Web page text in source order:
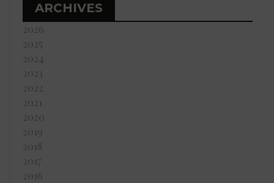
ARCHIVES
2026
2025
2024
2023
2022
2021
2020
2019
2018
2017
2016